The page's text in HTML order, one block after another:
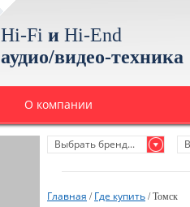
Hi-Fi и Hi-End
аудио/видео-техника
О компании
Выбрать бренд...
Главная / Где купить / Томск